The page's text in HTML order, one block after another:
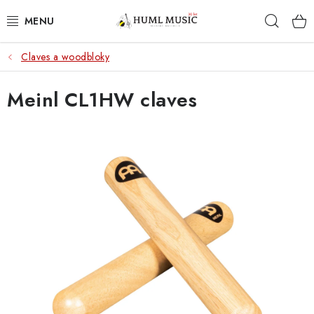
na
KYTARY
UKULELE
KYTAROVÉ PŘÍSLUŠENSTVÍ
Claves a woodbloky
Meinl CL1HW claves